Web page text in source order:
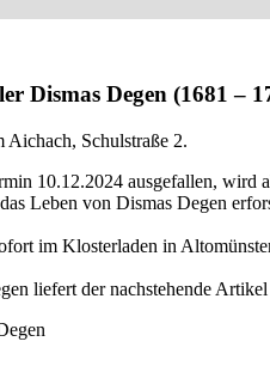
Dismas Degen (1681 –
Schulstraße 2.
10.12.2024 ausgefallen, wird
Leben von Dismas Degen
im Klosterladen in
liefert der nachstehende